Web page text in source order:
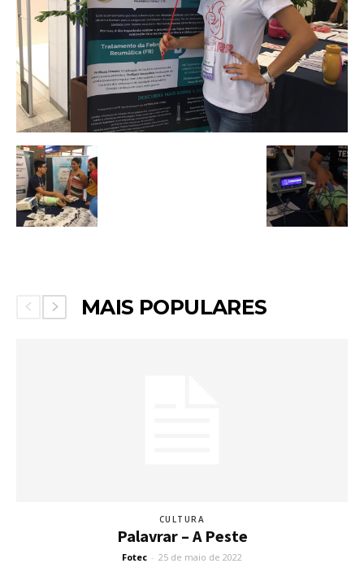
MAIS POPULARES
CULTURA
Palavrar – A Peste
Fotec - 25 de maio de 2022